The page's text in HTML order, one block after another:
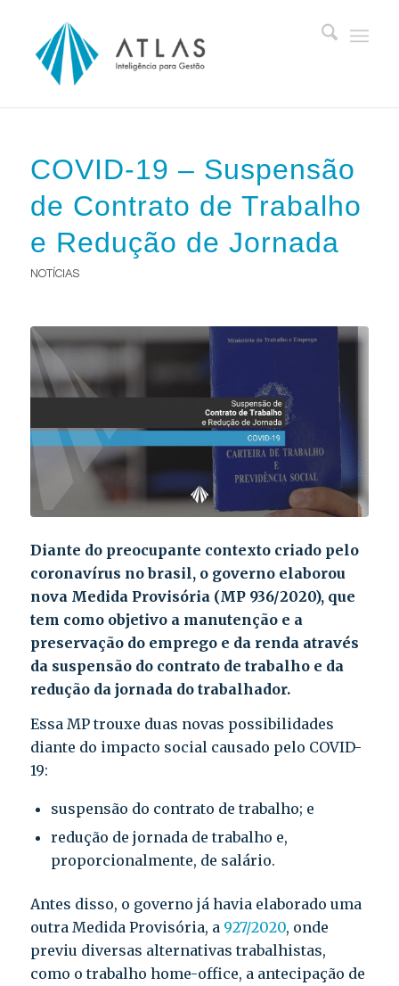
COVID-19 – Suspensão
de Contrato de Trabalho
e Redução de Jornada
NOTÍCIAS
Diante do preocupante contexto criado pelo
coronavírus no brasil, o governo elaborou
nova Medida Provisória (MP 936/2020), que
tem como objetivo a manutenção e a
preservação do emprego e da renda através
da suspensão do contrato de trabalho e da
redução da jornada do trabalhador.
Essa MP trouxe duas novas possibilidades
diante do impacto social causado pelo COVID-
19:
suspensão do contrato de trabalho; e
redução de jornada de trabalho e,
proporcionalmente, de salário.
Antes disso, o governo já havia elaborado uma
outra Medida Provisória, a 927/2020, onde
previu diversas alternativas trabalhistas,
como o trabalho home-office, a antecipação de